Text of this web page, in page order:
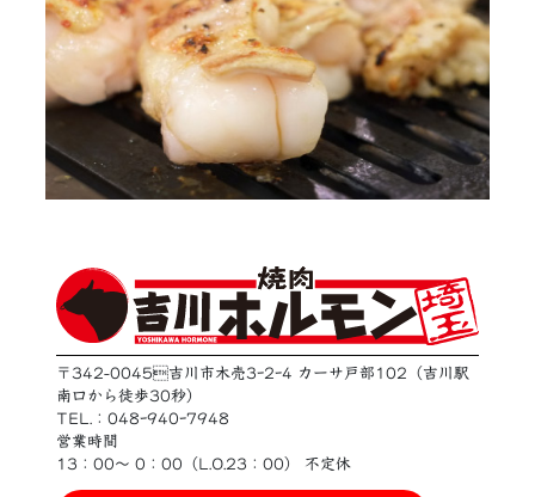
〒342-0045吉川市木売3ｰ2ｰ4 カーサ戸部102（吉川駅
南口から徒歩30秒）
TEL.：048ｰ940ｰ7948
営業時間
13：00〜 0：00（L.O.23：00） 不定休